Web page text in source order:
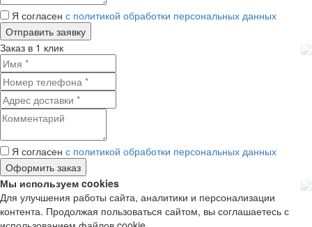
Я согласен с политикой обработки персональных данных
Заказ в 1 клик
Я согласен с политикой обработки персональных данных
Мы используем cookies
Для улучшения работы сайта, аналитики и персонализации
контента. Продолжая пользоваться сайтом, вы соглашаетесь с